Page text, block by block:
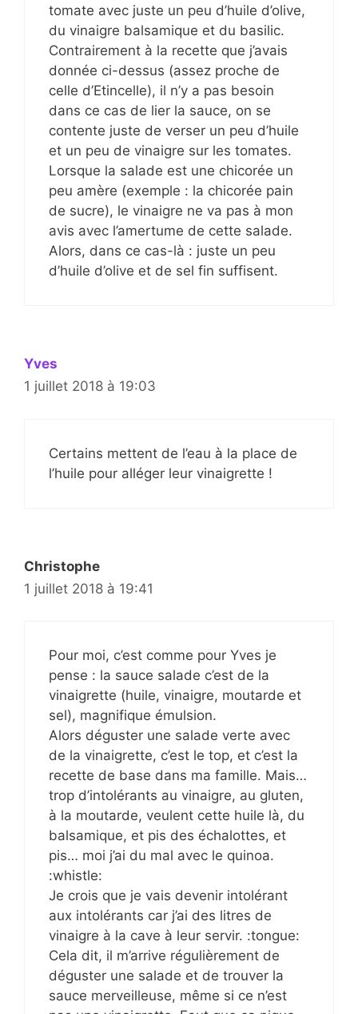
tomate avec juste un peu d’huile d’olive,
du vinaigre balsamique et du basilic.
Contrairement à la recette que j’avais
donnée ci-dessus (assez proche de
celle d’Etincelle), il n’y a pas besoin
dans ce cas de lier la sauce, on se
contente juste de verser un peu d’huile
et un peu de vinaigre sur les tomates.
Lorsque la salade est une chicorée un
peu amère (exemple : la chicorée pain
de sucre), le vinaigre ne va pas à mon
avis avec l’amertume de cette salade.
Alors, dans ce cas-là : juste un peu
d’huile d’olive et de sel fin suffisent.
Yves
1 juillet 2018 à 19:03
Certains mettent de l’eau à la place de
l’huile pour alléger leur vinaigrette !
Christophe
1 juillet 2018 à 19:41
Pour moi, c’est comme pour Yves je
pense : la sauce salade c’est de la
vinaigrette (huile, vinaigre, moutarde et
sel), magnifique émulsion.
Alors déguster une salade verte avec
de la vinaigrette, c’est le top, et c’est la
recette de base dans ma famille. Mais…
trop d’intolérants au vinaigre, au gluten,
à la moutarde, veulent cette huile là, du
balsamique, et pis des échalottes, et
pis… moi j’ai du mal avec le quinoa.
:whistle:
Je crois que je vais devenir intolérant
aux intolérants car j’ai des litres de
vinaigre à la cave à leur servir. :tongue:
Cela dit, il m’arrive régulièrement de
déguster une salade et de trouver la
sauce merveilleuse, même si ce n’est